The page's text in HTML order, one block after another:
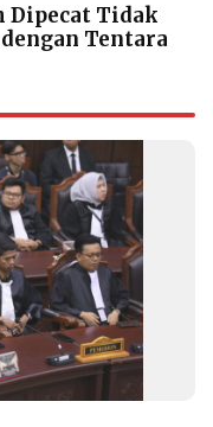
Dipecat Tidak
Tentara